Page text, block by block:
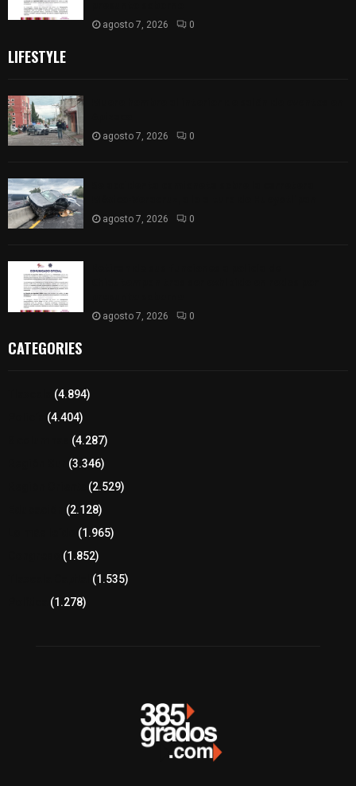
agosto 7, 2026 0
LIFESTYLE
agosto 7, 2026 0
agosto 7, 2026 0
agosto 7, 2026 0
CATEGORIES
(4.894)
(4.404)
(4.287)
(3.346)
(2.529)
(2.128)
(1.965)
(1.852)
(1.535)
(1.278)